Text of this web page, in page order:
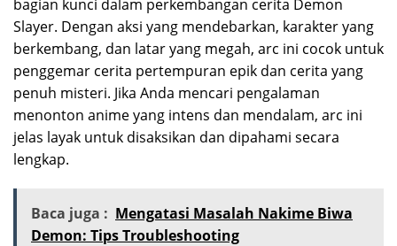
bagian kunci dalam perkembangan cerita Demon
Slayer. Dengan aksi yang mendebarkan, karakter yang
berkembang, dan latar yang megah, arc ini cocok untuk
penggemar cerita pertempuran epik dan cerita yang
penuh misteri. Jika Anda mencari pengalaman
menonton anime yang intens dan mendalam, arc ini
jelas layak untuk disaksikan dan dipahami secara
lengkap.
Baca juga : Mengatasi Masalah Nakime Biwa
Demon: Tips Troubleshooting